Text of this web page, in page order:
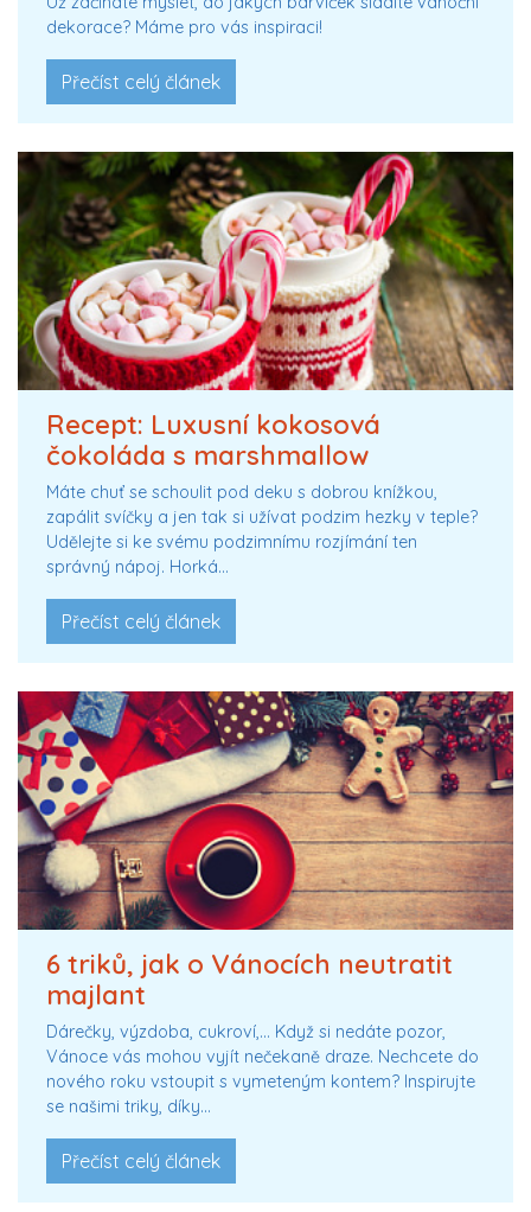
dekorace? Máme pro vás inspiraci!
Přečíst celý článek
Recept: Luxusní kokosová
čokoláda s marshmallow
Máte chuť se schoulit pod deku s dobrou knížkou,
zapálit svíčky a jen tak si užívat podzim hezky v teple?
Udělejte si ke svému podzimnímu rozjímání ten
správný nápoj. Horká…
Přečíst celý článek
6 triků, jak o Vánocích neutratit
majlant
Dárečky, výzdoba, cukroví,… Když si nedáte pozor,
Vánoce vás mohou vyjít nečekaně draze. Nechcete do
nového roku vstoupit s vymeteným kontem? Inspirujte
se našimi triky, díky…
Přečíst celý článek